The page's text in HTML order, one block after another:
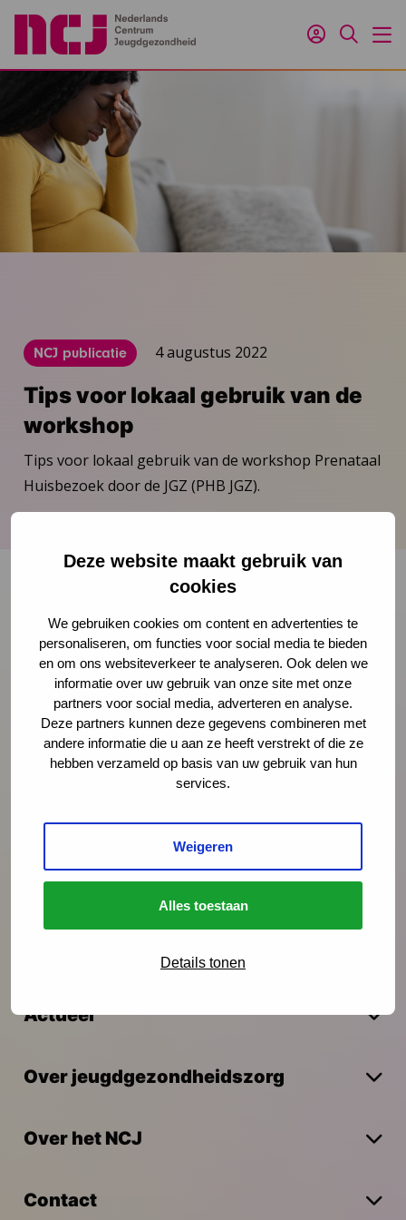
Deze website maakt gebruik van
cookies
We gebruiken cookies om content en advertenties te
personaliseren, om functies voor social media te bieden
en om ons websiteverkeer te analyseren. Ook delen we
informatie over uw gebruik van onze site met onze
partners voor social media, adverteren en analyse.
Deze partners kunnen deze gegevens combineren met
andere informatie die u aan ze heeft verstrekt of die ze
hebben verzameld op basis van uw gebruik van hun
services.
Weigeren
Alles toestaan
Details tonen
Inloggen
Zoeken
NCJ publicatie 4 augustus 2022
Tips voor lokaal gebruik van de
workshop
Tips voor lokaal gebruik van de workshop Prenataal
Huisbezoek door de JGZ (PHB JGZ).
Onze nieuwsbrief ontvangen?
Schrijf je in
Preventie
Interventies
Actueel
Over jeugdgezondheidszorg
Over het NCJ
Contact